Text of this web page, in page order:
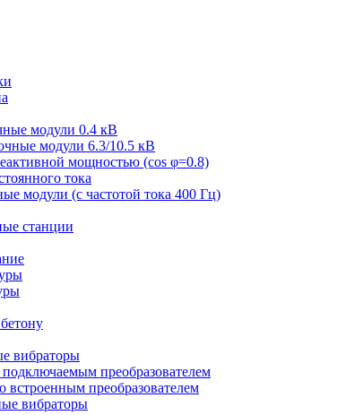
модули 0.4 кВ
модули 6.3/10.5 кВ
мощностью (cos φ=0.8)
тока
модули (с частотой тока 400 Гц)
станции
вибраторы
преобразователем
преобразователем
вибраторы